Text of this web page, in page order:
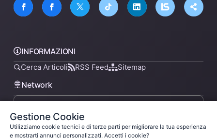
Gestione Cookie
Utilizziamo cookie tecnici e di terze parti per migliorare la tua esperienza
e mostrarti annunci personalizzati. Accetti i cookie?
INFORMAZIONI
Cerca Articoli RSS Feed Sitemap
Network
lsnn.net